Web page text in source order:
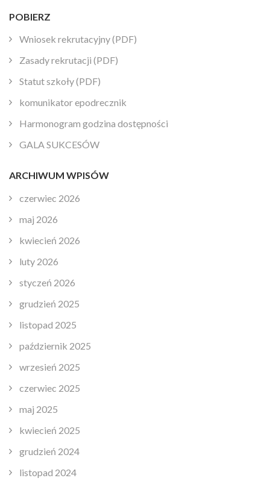
POBIERZ
Wniosek rekrutacyjny (PDF)
Zasady rekrutacji (PDF)
Statut szkoły (PDF)
komunikator epodrecznik
Harmonogram godzina dostępności
GALA SUKCESÓW
ARCHIWUM WPISÓW
czerwiec 2026
maj 2026
kwiecień 2026
luty 2026
styczeń 2026
grudzień 2025
listopad 2025
październik 2025
wrzesień 2025
czerwiec 2025
maj 2025
kwiecień 2025
grudzień 2024
listopad 2024